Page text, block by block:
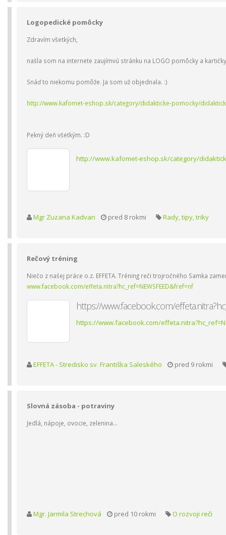
Logopedické pomôcky
Zdravím všetkých,
našla som na internete zaujímvú stránku na LOGO pomôcky a
Snáď to niekomu pomôže. Ja som už objednala. :)
http://www.kafomet-eshop.sk/category/didakticke-pomocky/
Pekný deň všetkým. :D
http://www.kafomet-eshop.sk/category/
Mgr Zuzana Kadvan pred 8 rokmi Rady, tipy, triky
Rečový tréning
Niečo z našej práce o.z. EFFETA. Tréning reči trojročného Samka
www.facebook.com/effeta.nitra?hc_ref=NEWSFEED&fref=nf
https://www.facebook.com/
https://www.facebook.com/
EFFETA - Stredisko sv. Františka Saleského pred 9 rokmi
Slovná zásoba - potraviny
Jedlá, nápoje, ovocie, zelenina...
Mgr. Jarmila Strechová pred 10 rokmi O rozvoji reči